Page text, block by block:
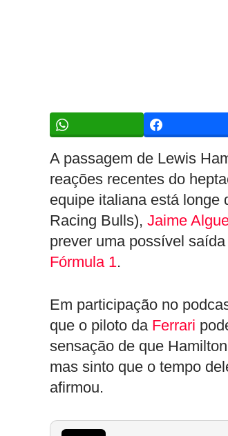
A passagem de Lewis
reações recentes do
equipe italiana está longe
Racing Bulls), Jaime
prever uma possível
Fórmula 1.
Em participação no
que o piloto da Ferrari
sensação de que
mas sinto que o tempo
afirmou.